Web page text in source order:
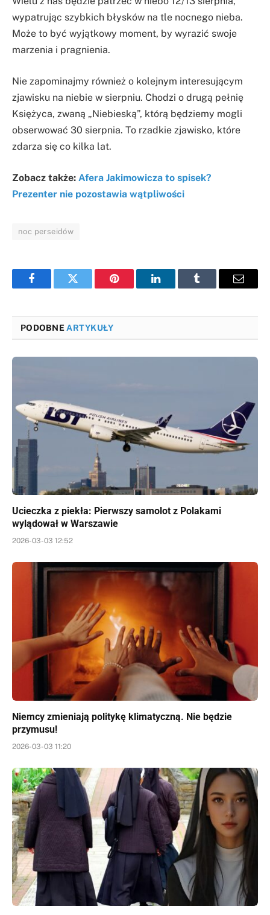
wypatrując szybkich błysków na tle nocnego nieba.
Może to być wyjątkowy moment, by wyrazić swoje
marzenia i pragnienia.
Nie zapominajmy również o kolejnym interesującym
zjawisku na niebie w sierpniu. Chodzi o drugą pełnię
Księżyca, zwaną „Niebieską”, którą będziemy mogli
obserwować 30 sierpnia. To rzadkie zjawisko, które
zdarza się co kilka lat.
Zobacz także: Afera Jakimowicza to spisek?
Prezenter nie pozostawia wątpliwości
noc perseidów
FacebookTwitter Pinterest LinkedInTumblr Email
PODOBNE ARTYKUŁY
Ucieczka z piekła: Pierwszy samolot z Polakami
wylądował w Warszawie
2026-03-03 12:52
Niemcy zmieniają politykę klimatyczną. Nie będzie
przymusu!
2026-03-03 11:20